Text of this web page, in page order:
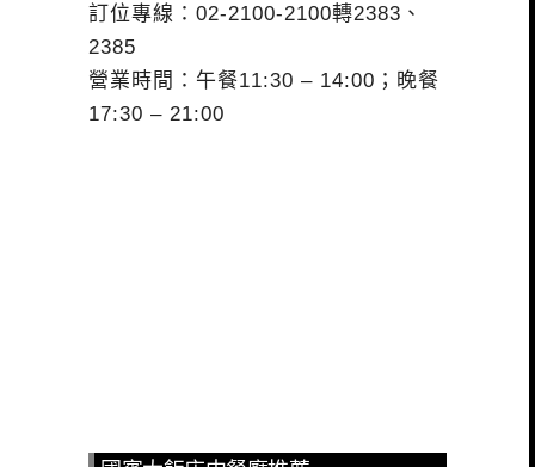
訂位專線： 02-2100-2100轉2383 、
2385
營業時間：午餐11:30 – 14:00 ；晚餐
17:30 – 21:00